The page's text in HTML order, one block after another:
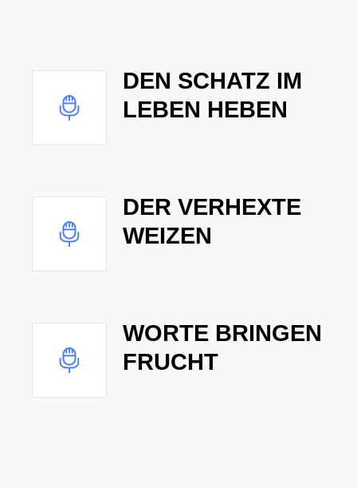
DEN SCHATZ IM
LEBEN HEBEN
DER VERHEXTE
WEIZEN
WORTE BRINGEN
FRUCHT